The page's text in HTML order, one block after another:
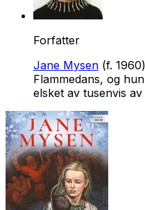
Forfatter
Jane Mysen (f.
Flammedans, og
elsket av tusenvis av